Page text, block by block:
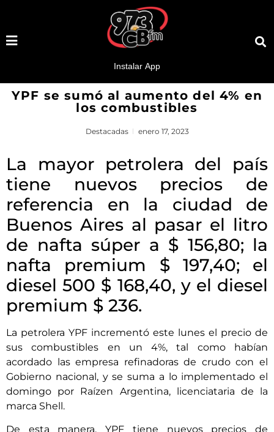
YPF se sumó al aumento del 4% en
los combustibles
Destacadas enero 17, 2023
La mayor petrolera del país
tiene nuevos precios de
referencia en la ciudad de
Buenos Aires al pasar el litro
de nafta súper a $ 156,80; la
nafta premium $ 197,40; el
diesel 500 $ 168,40, y el diesel
premium $ 236.
La petrolera YPF incrementó este lunes el precio de
sus combustibles en un 4%, tal como habían
acordado las empresa refinadoras de crudo con el
Gobierno nacional, y se suma a lo implementado el
domingo por Raízen Argentina, licenciataria de la
marca Shell.
De esta manera, YPF tiene nuevos precios de